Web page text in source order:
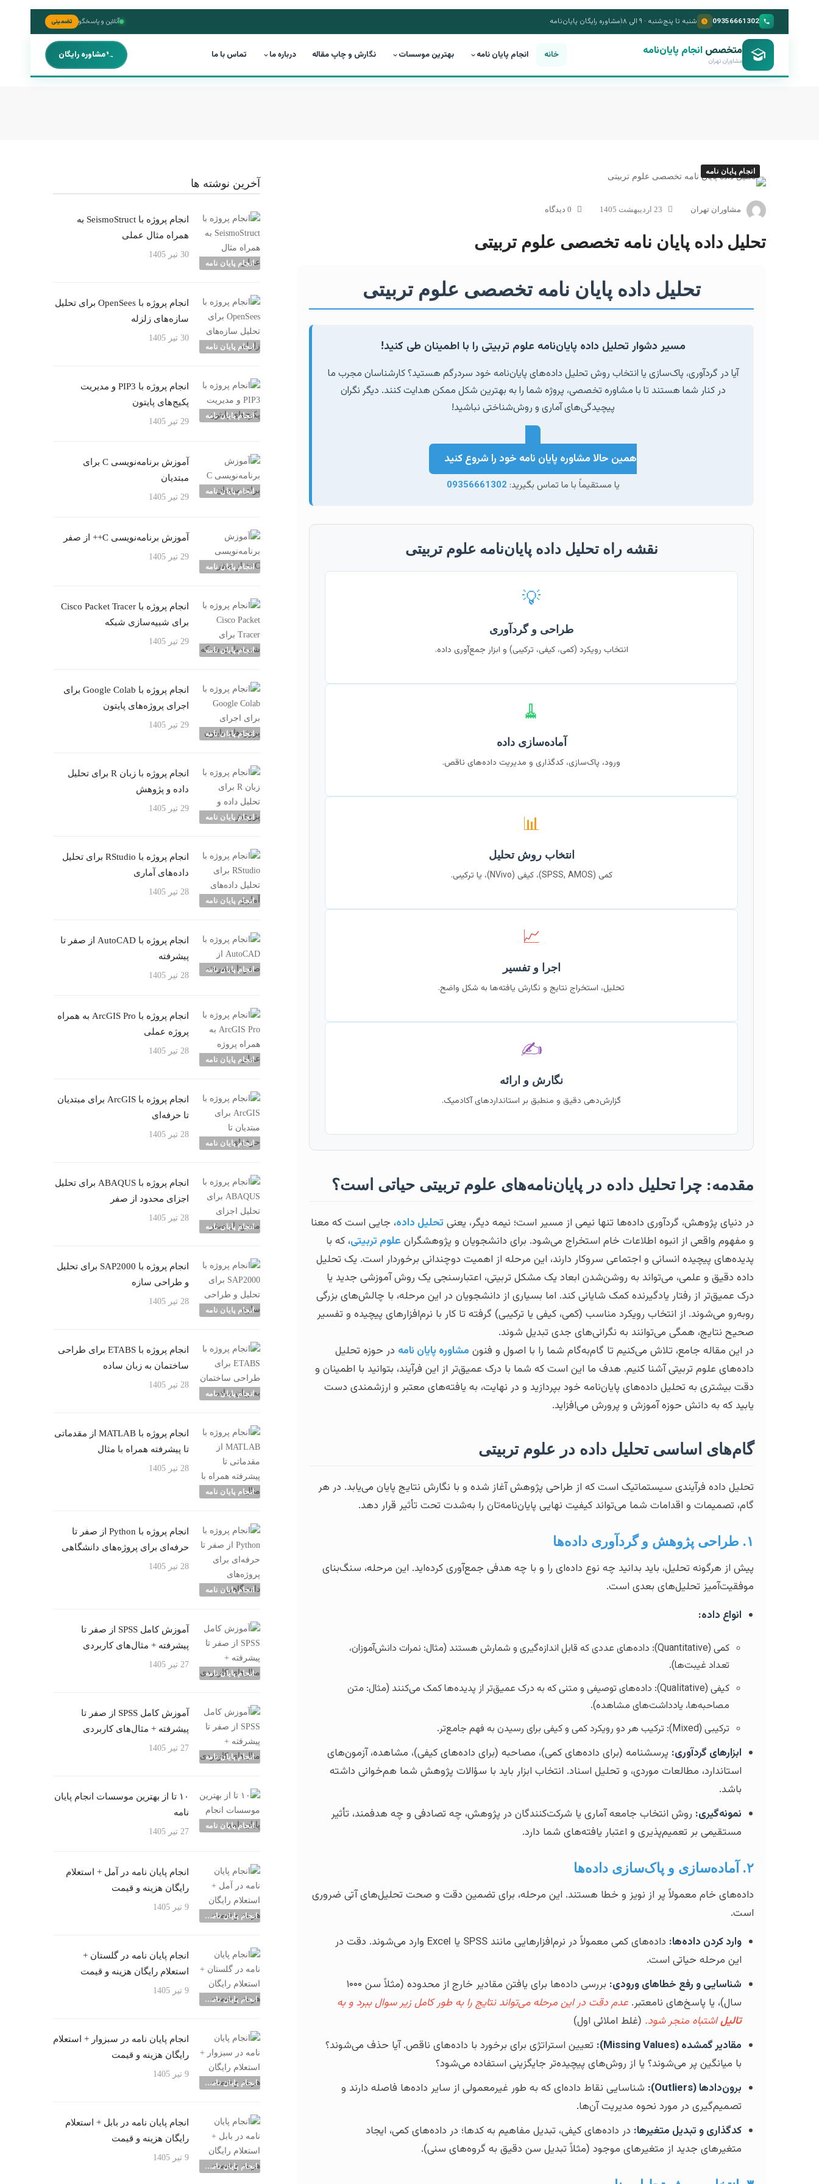
09356661302 شنبه تا پنج‌شنبه · ۹ الی ۱۸ مشاوره رایگان پایان‌نامه آنلاین و پاسخگو تضمینی
متخصص انجام پایان‌نامه
مشاوران تهران خانه انجام پایان نامه بهترین موسسات نگارش و چاپ مقاله درباره ما تماس با ما مشاوره رایگان
انجام پایان نامه
مشاوران تهران 23 اردیبهشت 1405 0 دیدگاه
تحلیل داده پایان نامه تخصصی علوم تربیتی
تحلیل داده پایان نامه تخصصی علوم تربیتی
مسیر دشوار تحلیل داده پایان‌نامه علوم تربیتی را با اطمینان طی کنید!
آیا در گردآوری، پاک‌سازی یا انتخاب روش تحلیل داده‌های پایان‌نامه خود سردرگم هستید؟ کارشناسان مجرب ما
در کنار شما هستند تا با مشاوره تخصصی، پروژه شما را به بهترین شکل ممکن هدایت کنند. دیگر نگران
پیچیدگی‌های آماری و روش‌شناختی نباشید!
همین حالا مشاوره پایان نامه خود را شروع کنید
یا مستقیماً با ما تماس بگیرید: 09356661302
نقشه راه تحلیل داده پایان‌نامه علوم تربیتی
💡
طراحی و گردآوری
انتخاب رویکرد (کمی، کیفی، ترکیبی) و ابزار جمع‌آوری داده.
🧹
آماده‌سازی داده
ورود، پاک‌سازی، کدگذاری و مدیریت داده‌های ناقص.
📊
انتخاب روش تحلیل
کمی (SPSS, AMOS)، کیفی (NVivo)، یا ترکیبی.
📈
اجرا و تفسیر
تحلیل، استخراج نتایج و نگارش یافته‌ها به شکل واضح.
✍️
نگارش و ارائه
گزارش‌دهی دقیق و منطبق بر استانداردهای آکادمیک.
مقدمه: چرا تحلیل داده در پایان‌نامه‌های علوم تربیتی حیاتی است؟
در دنیای پژوهش، گردآوری داده‌ها تنها نیمی از مسیر است؛ نیمه دیگر، یعنی تحلیل داده، جایی است که معنا
و مفهوم واقعی از انبوه اطلاعات خام استخراج می‌شود. برای دانشجویان و پژوهشگران علوم تربیتی، که با
پدیده‌های پیچیده انسانی و اجتماعی سروکار دارند، این مرحله از اهمیت دوچندانی برخوردار است. یک تحلیل
داده دقیق و علمی، می‌تواند به روشن‌شدن ابعاد یک مشکل تربیتی، اعتبارسنجی یک روش آموزشی جدید یا
درک عمیق‌تر از رفتار یادگیرنده کمک شایانی کند. اما بسیاری از دانشجویان در این مرحله، با چالش‌های بزرگی
روبه‌رو می‌شوند. از انتخاب رویکرد مناسب (کمی، کیفی یا ترکیبی) گرفته تا کار با نرم‌افزارهای پیچیده و تفسیر
صحیح نتایج، همگی می‌توانند به نگرانی‌های جدی تبدیل شوند.
در این مقاله جامع، تلاش می‌کنیم تا گام‌به‌گام شما را با اصول و فنون مشاوره پایان نامه در حوزه تحلیل
داده‌های علوم تربیتی آشنا کنیم. هدف ما این است که شما با درک عمیق‌تر از این فرآیند، بتوانید با اطمینان و
دقت بیشتری به تحلیل داده‌های پایان‌نامه خود بپردازید و در نهایت، به یافته‌های معتبر و ارزشمندی دست
یابید که به دانش حوزه آموزش و پرورش می‌افزاید.
گام‌های اساسی تحلیل داده در علوم تربیتی
تحلیل داده فرآیندی سیستماتیک است که از طراحی پژوهش آغاز شده و با نگارش نتایج پایان می‌یابد. در هر
گام، تصمیمات و اقدامات شما می‌تواند کیفیت نهایی پایان‌نامه‌تان را به‌شدت تحت تأثیر قرار دهد.
۱. طراحی پژوهش و گردآوری داده‌ها
پیش از هرگونه تحلیل، باید بدانید چه نوع داده‌ای را و با چه هدفی جمع‌آوری کرده‌اید. این مرحله، سنگ‌بنای
موفقیت‌آمیز تحلیل‌های بعدی است.
انواع داده:
کمی (Quantitative): داده‌های عددی که قابل اندازه‌گیری و شمارش هستند (مثال: نمرات دانش‌آموزان،
تعداد غیبت‌ها).
کیفی (Qualitative): داده‌های توصیفی و متنی که به درک عمیق‌تر از پدیده‌ها کمک می‌کنند (مثال: متن
مصاحبه‌ها، یادداشت‌های مشاهده).
ترکیبی (Mixed): ترکیب هر دو رویکرد کمی و کیفی برای رسیدن به فهم جامع‌تر.
ابزارهای گردآوری: پرسشنامه (برای داده‌های کمی)، مصاحبه (برای داده‌های کیفی)، مشاهده، آزمون‌های
استاندارد، مطالعات موردی، و تحلیل اسناد. انتخاب ابزار باید با سؤالات پژوهش شما هم‌خوانی داشته
باشد.
نمونه‌گیری: روش انتخاب جامعه آماری یا شرکت‌کنندگان در پژوهش، چه تصادفی و چه هدفمند، تأثیر
مستقیمی بر تعمیم‌پذیری و اعتبار یافته‌های شما دارد.
۲. آماده‌سازی و پاک‌سازی داده‌ها
داده‌های خام معمولاً پر از نویز و خطا هستند. این مرحله، برای تضمین دقت و صحت تحلیل‌های آتی ضروری
است.
وارد کردن داده‌ها:
داده‌های کمی معمولاً در نرم‌افزارهایی مانند SPSS یا Excel وارد می‌شوند. دقت در
این مرحله حیاتی است.
شناسایی و رفع خطاهای ورودی:
بررسی داده‌ها برای یافتن مقادیر خارج از محدوده (مثلاً سن ۱۰۰۰
سال)، یا پاسخ‌های نامعتبر. عدم دقت در این مرحله می‌تواند نتایج را به طور کامل زیر سوال ببرد و به
تالیلاشتباه منجر شود. (غلط املائی اول)
مقادیر گمشده (Missing Values):
تعیین استراتژی برای برخورد با داده‌های ناقص. آیا حذف می‌شوند؟
با میانگین پر می‌شوند؟ یا از روش‌های پیچیده‌تر جایگزینی استفاده می‌شود؟
برون‌دادها (Outliers):
شناسایی نقاط داده‌ای که به طور غیرمعمولی از سایر داده‌ها فاصله دارند و
تصمیم‌گیری در مورد نحوه مدیریت آن‌ها.
کدگذاری و تبدیل متغیرها: در داده‌های کیفی، تبدیل مفاهیم به کدها؛ در داده‌های کمی، ایجاد
متغیرهای جدید از متغیرهای موجود (مثلاً تبدیل سن دقیق به گروه‌های سنی).
آخرین نوشته ها
انجام پایان نامه
انجام پروژه با SeismoStruct به
همراه مثال عملی
30 تیر 1405
انجام پایان نامه
انجام پروژه با OpenSees برای تحلیل
سازه‌های زلزله
30 تیر 1405
انجام پایان نامه
انجام پروژه با PIP3 و مدیریت
پکیج‌های پایتون
29 تیر 1405
انجام پایان نامه
آموزش برنامه‌نویسی C برای
مبتدیان
29 تیر 1405
انجام پایان نامه
آموزش برنامه‌نویسی C++ از صفر
29 تیر 1405
انجام پایان نامه
انجام پروژه با Cisco Packet Tracer
برای شبیه‌سازی شبکه
29 تیر 1405
انجام پایان نامه
انجام پروژه با Google Colab برای
اجرای پروژه‌های پایتون
29 تیر 1405
انجام پایان نامه
انجام پروژه با زبان R برای تحلیل
داده و پژوهش
29 تیر 1405
انجام پایان نامه
انجام پروژه با RStudio برای تحلیل
داده‌های آماری
28 تیر 1405
انجام پایان نامه
انجام پروژه با AutoCAD از صفر تا
پیشرفته
28 تیر 1405
انجام پایان نامه
انجام پروژه با ArcGIS Pro به همراه
پروژه عملی
28 تیر 1405
انجام پایان نامه
انجام پروژه با ArcGIS برای مبتدیان
تا حرفه‌ای
28 تیر 1405
انجام پایان نامه
انجام پروژه با ABAQUS برای تحلیل
اجزای محدود از صفر
28 تیر 1405
انجام پایان نامه
انجام پروژه با SAP2000 برای تحلیل
و طراحی سازه
28 تیر 1405
انجام پایان نامه
انجام پروژه با ETABS برای طراحی
ساختمان به زبان ساده
28 تیر 1405
انجام پایان نامه
انجام پروژه با MATLAB از مقدماتی
تا پیشرفته همراه با مثال
28 تیر 1405
انجام پایان نامه
انجام پروژه با Python از صفر تا
حرفه‌ای برای پروژه‌های دانشگاهی
28 تیر 1405
انجام پایان نامه
آموزش کامل SPSS از صفر تا
پیشرفته + مثال‌های کاربردی
27 تیر 1405
انجام پایان نامه
آموزش کامل SPSS از صفر تا
پیشرفته + مثال‌های کاربردی
27 تیر 1405
انجام پایان نامه
۱۰ تا از بهترین موسسات انجام پایان
نامه
27 تیر 1405
انجام پایان نامه شهرها
انجام پایان نامه در آمل + استعلام
رایگان هزینه و قیمت
9 تیر 1405
انجام پایان نامه شهرها
انجام پایان نامه در گلستان +
استعلام رایگان هزینه و قیمت
9 تیر 1405
انجام پایان نامه شهرها
انجام پایان نامه در سبزوار + استعلام
رایگان هزینه و قیمت
9 تیر 1405
انجام پایان نامه شهرها
انجام پایان نامه در بابل + استعلام
رایگان هزینه و قیمت
9 تیر 1405